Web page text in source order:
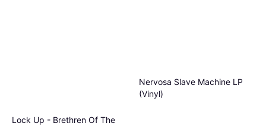
Lock Up - Brethren Of The
Nervosa Slave Machine LP
(Vinyl)